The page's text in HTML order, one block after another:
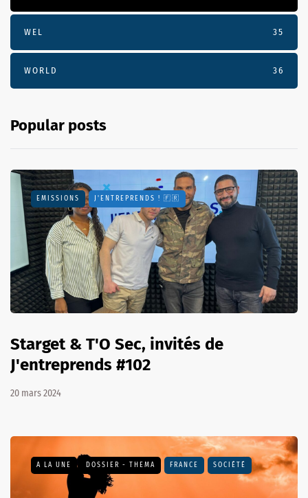
WEL 35
WORLD 36
Popular posts
EMISSIONS J'ENTREPRENDS ! 🇫🇷
Starget & T'O Sec, invités de
J'entreprends #102
20 mars 2024
A LA UNE DOSSIER - THEMA FRANCE SOCIÉTÉ